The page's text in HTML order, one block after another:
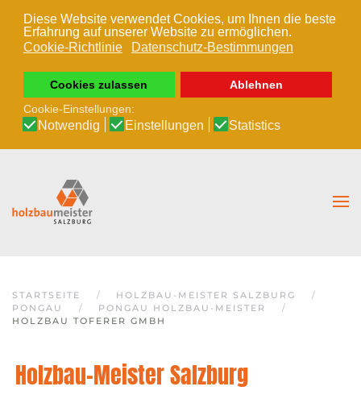
Diese Website verwendet Cookies, um Ihnen die beste
Erfahrung auf unserer Website zu ermöglichen.
Cookie-Richtlinie
Datenschutz-Bestimmungen
Cookies zulassen
Ablehnen
Cookie-Einstellungen:
Notwendig Einstellungen Statistics
Zum Hauptinhalt springen
STARTSEITE
HOLZBAU-MEISTER SALZBURG
PONGAU
PONGAU HOLZBAU-MEISTER
HOLZBAU TOFERER GMBH
Holzbau-Meister Salzburg